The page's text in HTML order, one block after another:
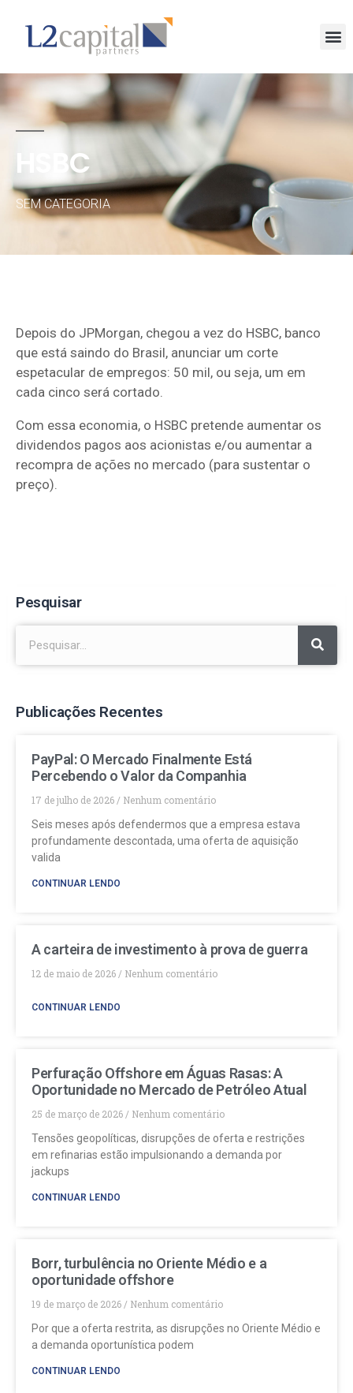
HSBC
SEM CATEGORIA
Depois do JPMorgan, chegou a vez do HSBC, banco
que está saindo do Brasil, anunciar um corte
espetacular de empregos: 50 mil, ou seja, um em
cada cinco será cortado.
Com essa economia, o HSBC pretende aumentar os
dividendos pagos aos acionistas e/ou aumentar a
recompra de ações no mercado (para sustentar o
preço).
Pesquisar
Publicações Recentes
PayPal: O Mercado Finalmente Está
Percebendo o Valor da Companhia
17 de julho de 2026
Nenhum comentário
Seis meses após defendermos que a empresa estava
profundamente descontada, uma oferta de aquisição
valida
CONTINUAR LENDO
A carteira de investimento à prova de guerra
12 de maio de 2026 Nenhum comentário
CONTINUAR LENDO
Perfuração Offshore em Águas Rasas: A
Oportunidade no Mercado de Petróleo Atual
25 de março de 2026
Nenhum comentário
Tensões geopolíticas, disrupções de oferta e restrições
em refinarias estão impulsionando a demanda por
jackups
CONTINUAR LENDO
Borr, turbulência no Oriente Médio e a
oportunidade offshore
19 de março de 2026
Nenhum comentário
Por que a oferta restrita, as disrupções no Oriente Médio e
a demanda oportunística podem
CONTINUAR LENDO